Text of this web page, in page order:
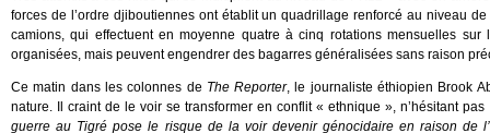
forces de l’ordre djiboutiennes ont établit un quadrillage renforcé au niveau
camions, qui effectuent en moyenne quatre à cinq rotations mensuelles
organisées, mais peuvent engendrer des bagarres généralisées sans raison
Ce matin dans les colonnes de The Reporter, le journaliste éthiopien Brook
nature. Il craint de le voir se transformer en conflit « ethnique », n’hésitant
guerre au Tigré pose le risque de la voir devenir génocidaire en raison de